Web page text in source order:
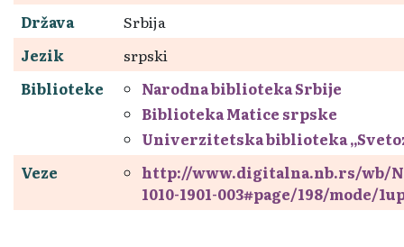
Država
Srbija
Jezik
srpski
Biblioteke
Narodna biblioteka Srbije
Biblioteka Matice srpske
Univerzitetska biblioteka
Veze
http://www.digitalna.nb.rs/wb/
1010-1901-003#page/198/mode/